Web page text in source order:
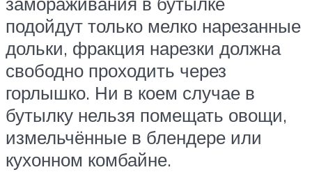
подойдут только мелко нарезанные
дольки, фракция нарезки должна
свободно проходить через
горлышко. Ни в коем случае в
бутылку нельзя помещать овощи,
измельчённые в блендере или
кухонном комбайне.